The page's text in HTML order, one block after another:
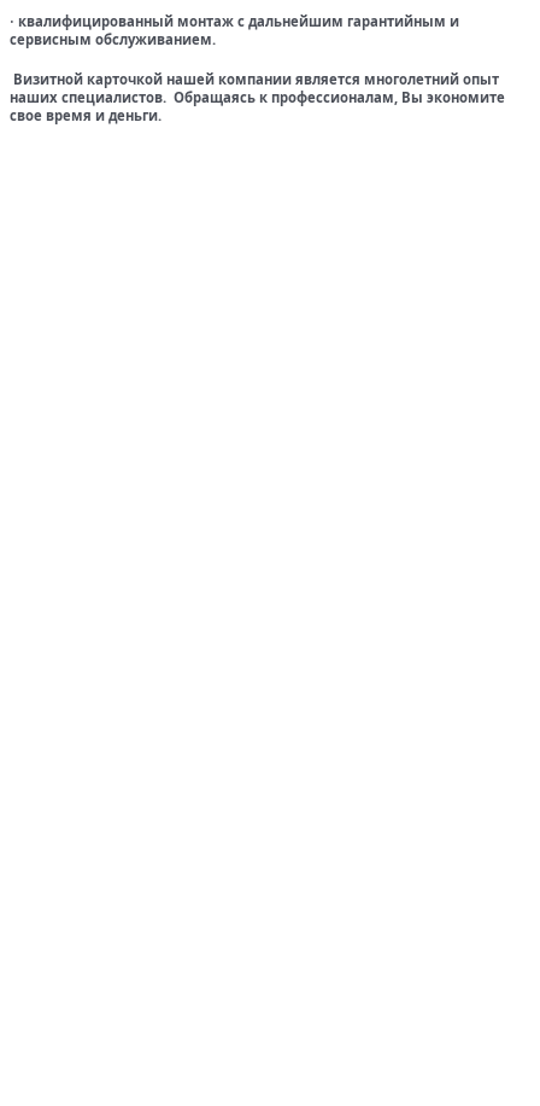
· квалифицированный монтаж с дальнейшим гарантийным и
сервисным обслуживанием.
Визитной карточкой нашей компании является многолетний опыт
наших специалистов. Обращаясь к профессионалам, Вы экономите
свое время и деньги.